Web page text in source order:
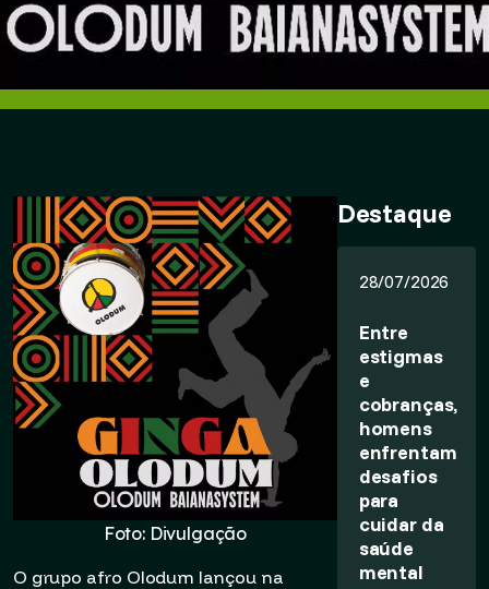
Foto: Divulgação
O grupo afro Olodum lançou na
Destaque
28/07/2026
Entre
estigmas
e
cobranças,
homens
enfrentam
desafios
para
cuidar da
saúde
mental